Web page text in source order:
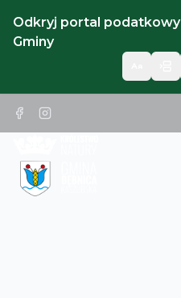
Odkryj portal podatkowy
Gminy